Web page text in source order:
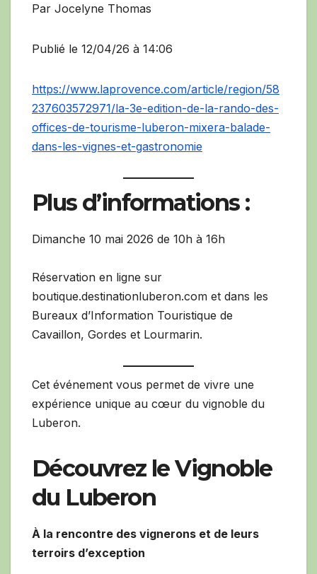
Par Jocelyne Thomas
Publié le 12/04/26 à 14:06
https://www.laprovence.com/article/region/58
237603572971/la-3e-edition-de-la-rando-des-
offices-de-tourisme-luberon-mixera-balade-
dans-les-vignes-et-gastronomie
Plus d’informations :
Dimanche 10 mai 2026 de 10h à 16h
Réservation en ligne sur
boutique.destinationluberon.com et dans les
Bureaux d’Information Touristique de
Cavaillon, Gordes et Lourmarin.
Cet événement vous permet de vivre une
expérience unique au cœur du vignoble du
Luberon.
Découvrez le Vignoble
du Luberon
À la rencontre des vignerons et de leurs
terroirs d’exception